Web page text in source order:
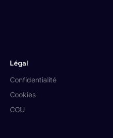
Légal
Confidentialité
Cookies
CGU